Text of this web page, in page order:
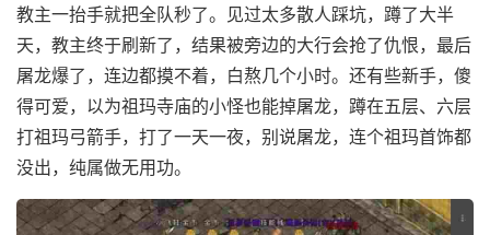
教主一抬手就把全队秒了。见过太多散人踩坑，蹲了大半
天，教主终于刷新了，结果被旁边的大行会抢了仇恨，最后
屠龙爆了，连边都摸不着，白熬几个小时。还有些新手，傻
得可爱，以为祖玛寺庙的小怪也能掉屠龙，蹲在五层、六层
打祖玛弓箭手，打了一天一夜，别说屠龙，连个祖玛首饰都
没出，纯属做无用功。